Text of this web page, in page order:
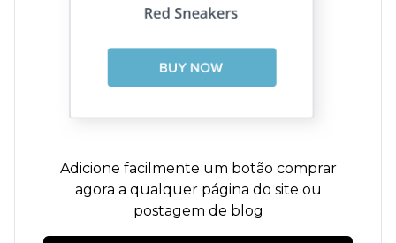
Adicione facilmente um botão comprar
agora a qualquer página do site ou
postagem de blog